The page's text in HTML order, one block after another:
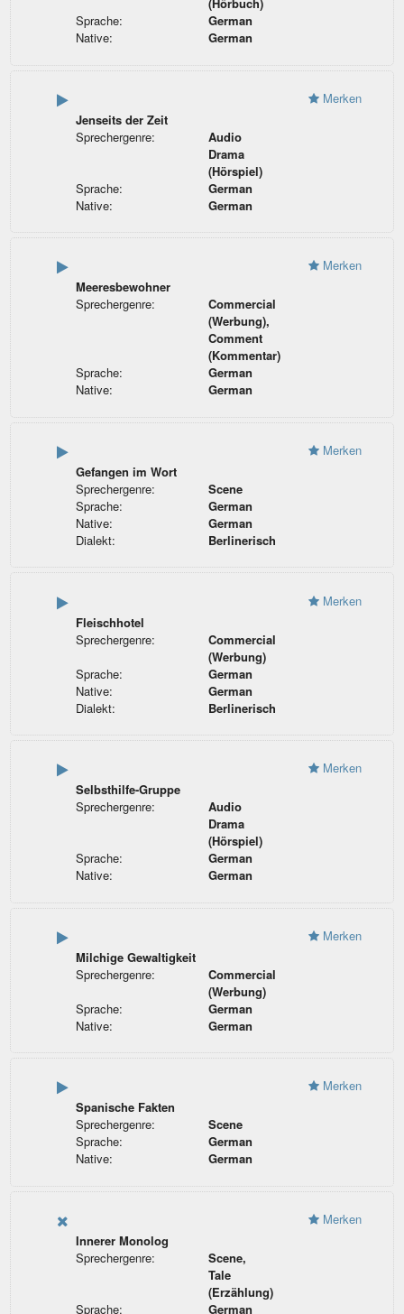
Sprache:
German
Native:
German
Jenseits der Zeit
Sprechergenre:
Audio
Drama
(Hörspiel)
Sprache:
German
Native:
German
Merken
Meeresbewohner
Sprechergenre:
Commercial
(Werbung),
Comment
(Kommentar)
Sprache:
German
Native:
German
Merken
Gefangen im Wort
Sprechergenre:
Scene
Sprache:
German
Native:
German
Dialekt:
Berlinerisch
Merken
Fleischhotel
Sprechergenre:
Commercial
(Werbung)
Sprache:
German
Native:
German
Dialekt:
Berlinerisch
Merken
Selbsthilfe-Gruppe
Sprechergenre:
Audio
Drama
(Hörspiel)
Sprache:
German
Native:
German
Merken
Milchige Gewaltigkeit
Sprechergenre:
Commercial
(Werbung)
Sprache:
German
Native:
German
Merken
Spanische Fakten
Sprechergenre:
Scene
Sprache:
German
Native:
German
Merken
Innerer Monolog
Sprechergenre:
Scene,
Tale
(Erzählung)
Sprache:
German
Merken